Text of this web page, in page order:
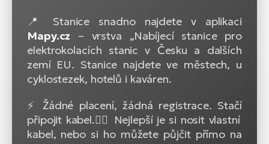
📍 Stanice snadno najdete v aplikaci
Mapy.cz – vrstva „Nabíjecí stanice pro
elektrokolacích stanic v Česku a dalších
zemí EU. Stanice najdete ve městech, u
cyklostezek, hotelů i kaváren.
⚡ Žádné placení, žádná registrace. Stačí
připojit kabel.🚴‍♂️ Nejlepší je si nosit vlastní
kabel, nebo si ho můžete půjčit přímo na